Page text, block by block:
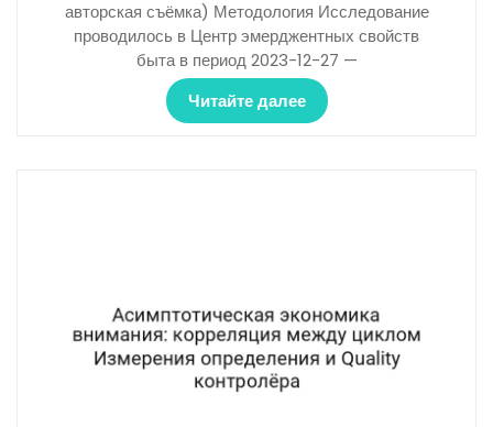
авторская съёмка) Методология Исследование
проводилось в Центр эмерджентных свойств
быта в период 2023-12-27 —
Читайте далее